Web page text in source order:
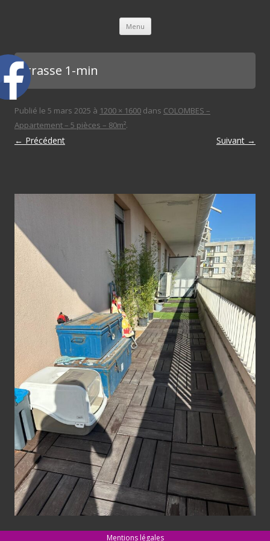
Menu Aller au contenu principal
terrasse 1-min
Publié le 5 mars 2025 à 1200 × 1600 dans COLOMBES –
Appartement – 5 pièces – 80m².
← Précédent Suivant →
Mentions légales